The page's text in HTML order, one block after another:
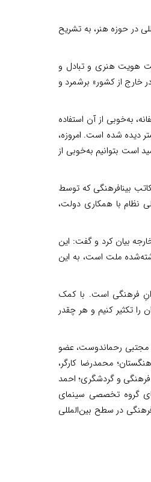
در حوزه هنر، به تشریح
هویت هنری و تبادل و
خارج از کشور» برشمرد و
به‌خوبی از آن استفاده
دیده شده است. امروزه،
است بتوانیم به‌خوبی از
بینافرهنگی که توسط
نظام با همکاری دولت،
بیان کرد و گفت: این
ملت است، به این
فرهنگی است. با کمک
را تکثیر کنیم و هر چقدر
مجتبی رحماندوست، عضو
محمدرضا کارگر،
و گردشگری؛ احمد
گروه تخصصی سینمای
در سطح بین‌المللی